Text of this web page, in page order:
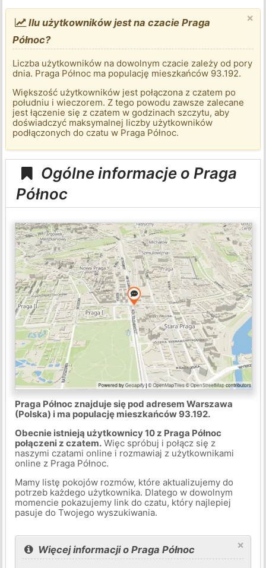
×
Ilu użytkowników jest na czacie Praga
Północ?
Liczba użytkowników na dowolnym czacie zależy od pory
dnia. Praga Północ ma populację mieszkańców 93.192.
Większość użytkowników jest połączona z czatem po
południu i wieczorem. Z tego powodu zawsze zalecane
jest łączenie się z czatem w godzinach szczytu, aby
doświadczyć maksymalnej liczby użytkowników
podłączonych do czatu w Praga Północ.
Ogólne informacje o Praga
Północ
Praga Północ znajduje się pod adresem Warszawa
(Polska) i ma populację mieszkańców 93.192.
Obecnie istnieją użytkownicy 10 z Praga Północ
połączeni z czatem.Więc spróbuj i połącz się z
naszymi czatami online i rozmawiaj z użytkownikami
online z Praga Północ.
Mamy listę pokojów rozmów, które aktualizujemy do
potrzeb każdego użytkownika. Dlatego w dowolnym
momencie pokazujemy link do czatu, który najlepiej
pasuje do Twojego wyszukiwania.
×
Więcej informacji o Praga Północ